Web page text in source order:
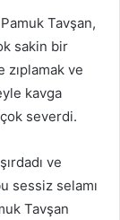
Tavşan,
sakin bir
ve
kavga
severdi.
ve
sessiz selamı
Tavşan